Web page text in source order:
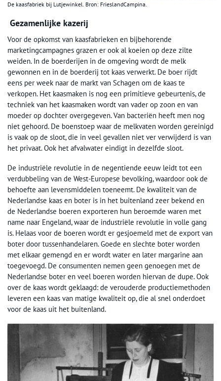
De kaasfabriek bij Lutjewinkel. Bron: FrieslandCampina.
Gezamenlijke kazerij
Voor de opkomst van kaasfabrieken en bijbehorende
marketingcampagnes grazen er ook al koeien op deze zilte
weiden. In de boerderijen in de omgeving wordt de melk
gewonnen en in de boerderij tot kaas verwerkt. De boer rijdt
eens per week naar de markt van Schagen om de kaas te
verkopen. Het kaasmaken is nog een primitieve gebeurtenis, de
techniek van het kaasmaken wordt van vader op zoon en van
moeder op dochter overgegeven. Van bacteriën heeft men nog
niet gehoord. De boenstoep waar de melkvaten worden gereinigd
is vaak op de sloot, die in veel gevallen niet ver verwijderd is van
het privaat. Ook het afvalwater eindigt in dezelfde sloot.
De industriële revolutie in de negentiende eeuw leidt tot een
verdubbeling van de West-Europese bevolking, waardoor ook de
behoefte aan levensmiddelen toeneemt. De kwaliteit van de
Nederlandse kaas en boter is in het buitenland zeer bekend en
de Nederlandse boeren exporteren hun beroemde waren met
name naar Engeland, waar de industriële revolutie in volle gang
is. Helaas voor de boeren wordt er gesjoemeld met de export van
boter door tussenhandelaren. Goede en slechte boter worden
met elkaar gemengd en er wordt water en later margarine aan
toegevoegd. De consumenten nemen geen genoegen met de
Nederlandse boter en veel boeren worden hiervan de dupe. Ook
over de kaas wordt geklaagd: de verouderde productiemethoden
leveren een kaas van matige kwaliteit op, die al snel onderdoet
voor de kaas uit het buitenland.